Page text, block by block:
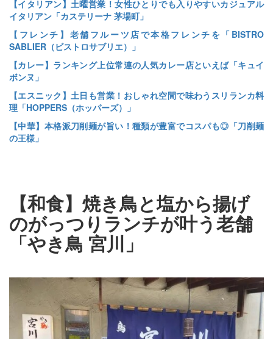
【イタリアン】土曜営業！女性ひとりでも入りやすいカジュアル
イタリアン「カステリーナ 茅場町」
【フレンチ】老舗フルーツ店で本格フレンチを「BISTRO
SABLIER（ビストロサブリエ）」
【カレー】ランキング上位常連の人気カレー店といえば「キュイ
ボンヌ」
【エスニック】土日も営業！おしゃれ空間で味わうスリランカ料
理「HOPPERS（ホッパーズ）」
【中華】本格派刀削麺が旨い！種類が豊富でコスパも◎「刀削麺
の王様」
【和食】焼き鳥と塩から揚げ
のがっつりランチが叶う老舗
「やき鳥 宮川」